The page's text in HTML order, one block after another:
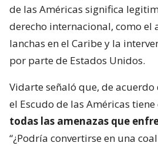
de las Américas significa
derecho internacional, como el
lanchas en el Caribe y la
por parte de Estados Unidos.
Vidarte señaló que, de
el Escudo de las Américas
todas las amenazas que
“¿Podría convertirse en una